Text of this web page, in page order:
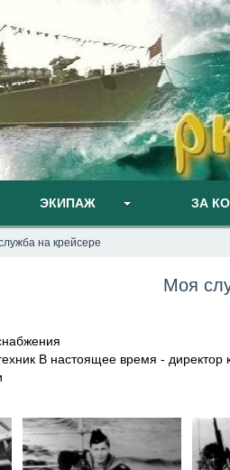
ЭКИПАЖ ЗА
на крейсере
Моя
В настоящее время -